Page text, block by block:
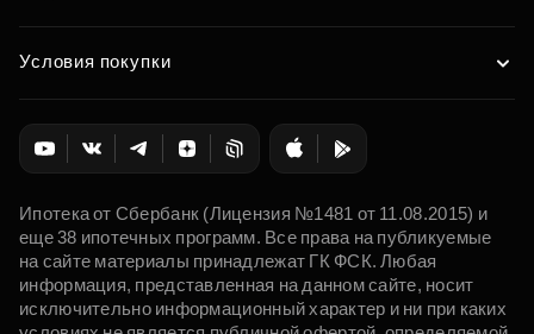
Условия покупки
Ипотека от Сбербанк (Лицензия №1481 от 11.08.2015) и
еще 38 ипотечных программ. Все права на публикуемые
на сайте материалы принадлежат ГК ФСК. Любая
информация, представленная на данном сайте, носит
исключительно информационный характер и ни при каких